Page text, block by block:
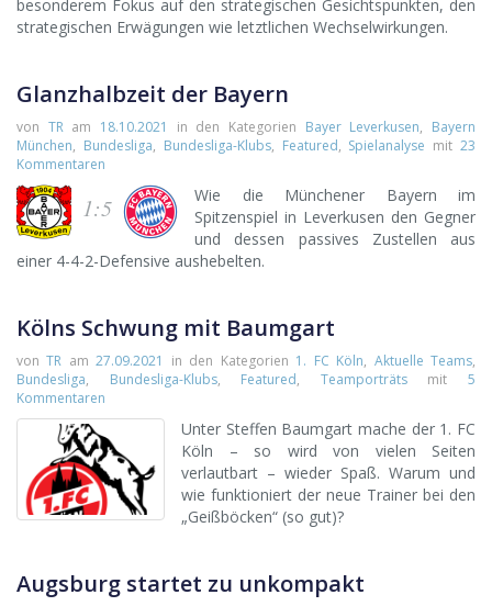
besonderem Fokus auf den strategischen Gesichtspunkten, den
strategischen Erwägungen wie letztlichen Wechselwirkungen.
Glanzhalbzeit der Bayern
von TRam 18.10.2021 in den Kategorien Bayer Leverkusen, Bayern
München, Bundesliga, Bundesliga-Klubs, Featured, Spielanalyse mit23
Kommentaren
1:5
Wie die Münchener Bayern im
Spitzenspiel in Leverkusen den Gegner
und dessen passives Zustellen aus
einer 4-4-2-Defensive aushebelten.
Kölns Schwung mit Baumgart
vonTR am27.09.2021 in den Kategorien 1. FC Köln, Aktuelle Teams,
Bundesliga, Bundesliga-Klubs, Featured, Teamporträtsmit5
Kommentaren
Unter Steffen Baumgart mache der 1. FC
Köln – so wird von vielen Seiten
verlautbart – wieder Spaß. Warum und
wie funktioniert der neue Trainer bei den
„Geißböcken“ (so gut)?
Augsburg startet zu unkompakt